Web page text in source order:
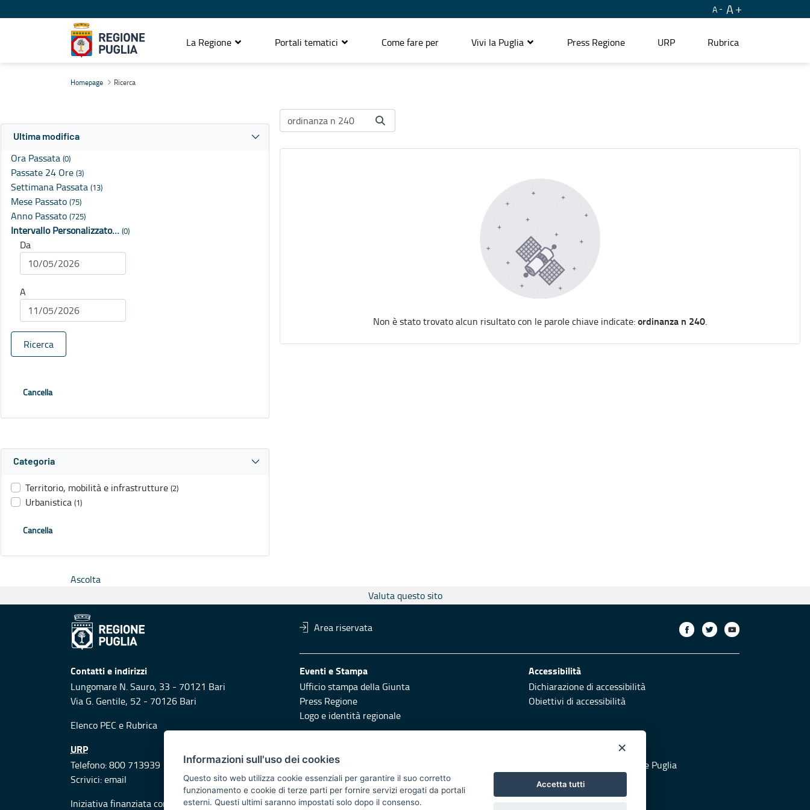
A A
La Regione Portali tematici Come fare per Vivi la Puglia Press Regione URP Rubrica
Homepage Ricerca
Ultima modifica
Ora Passata (0)
Passate 24 Ore (3)
Settimana Passata (13)
Mese Passato (75)
Anno Passato (725)
Intervallo Personalizzato… (0)
Da
A
Ricerca
Cancella
Categoria
Territorio, mobilità e infrastrutture (2)
Urbanistica (1)
Cancella
Non è stato trovato alcun risultato con le parole chiave indicate:ordinanza n 240.
Ascolta
Valuta questo sito
Area riservata
Contatti e indirizzi
Lungomare N. Sauro, 33 - 70121 Bari
Via G. Gentile, 52 - 70126 Bari
Elenco PEC e Rubrica
Eventi e Stampa
Ufficio stampa della Giunta
Press Regione
Logo e identità regionale
Accessibilità
Dichiarazione di accessibilità
Obiettivi di accessibilità
URP
Telefono: 800 713939
Scrivici:email
Responsabili di pubblicazione Vai al sito di Protezione Civile Puglia
Iniziativa finanziata con risorse del POR Puglia 2014/2020 - Asse XI
×
Informazioni sull'uso dei cookies
Questo sito web utilizza cookie essenziali per garantire il suo corretto
funzionamento e cookie di terze parti per fornire servizi erogati da portali
esterni. Questi ultimi saranno impostati solo dopo il consenso.
Accetta tutti